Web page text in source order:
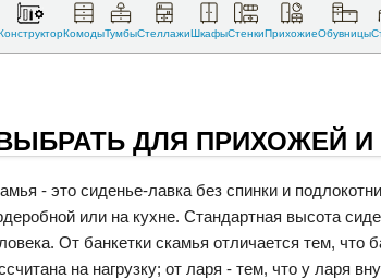
КомодыТумбыСтеллажиШкафыСтенкиПрихожиеОбувницы
ДЛЯ ПРИХОЖЕЙ И
- это сиденье-лавка без спинки и
или на кухне. Стандартная высота
От банкетки скамья отличается тем, что
на нагрузку; от ларя - тем, что у ларя